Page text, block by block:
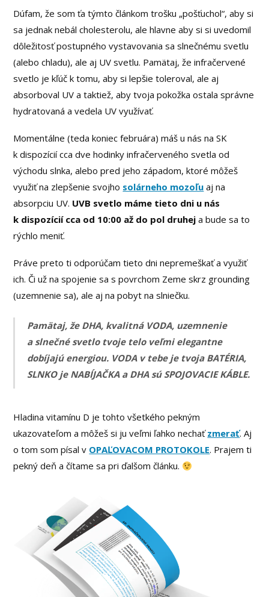
Dúfam, že som ťa týmto článkom trošku „pošťuchol“, aby si
sa jednak nebál cholesterolu, ale hlavne aby si si uvedomil
dôležitosť postupného vystavovania sa slnečnému svetlu
(alebo chladu), ale aj UV svetlu. Pamätaj, že infračervené
svetlo je kľúč k tomu, aby si lepšie toleroval, ale aj
absorboval UV a taktiež, aby tvoja pokožka ostala správne
hydratovaná a vedela UV využívať.
Momentálne (teda koniec februára) máš u nás na SK
k dispozícií cca dve hodinky infračerveného svetla od
východu slnka, alebo pred jeho západom, ktoré môžeš
využiť na zlepšenie svojho solárneho mozoľu aj na
absorpciu UV. UVB svetlo máme tieto dni u nás
k dispozícií cca od 10:00 až do pol druhej a bude sa to
rýchlo meniť.
Práve preto ti odporúčam tieto dni nepremeškať a využiť
ich. Či už na spojenie sa s povrchom Zeme skrz grounding
(uzemnenie sa), ale aj na pobyt na slniečku.
Pamätaj, že DHA, kvalitná VODA, uzemnenie
a slnečné svetlo tvoje telo veľmi elegantne
dobíjajú energiou. VODA v tebe je tvoja BATÉRIA,
SLNKO je NABÍJAČKA a DHA sú SPOJOVACIE KÁBLE.
Hladina vitamínu D je tohto všetkého pekným
ukazovateľom a môžeš si ju veľmi ľahko nechaťzmerať. Aj
o tom som písal v OPAĽOVACOM PROTOKOLE. Prajem ti
pekný deň a čítame sa pri ďalšom článku.